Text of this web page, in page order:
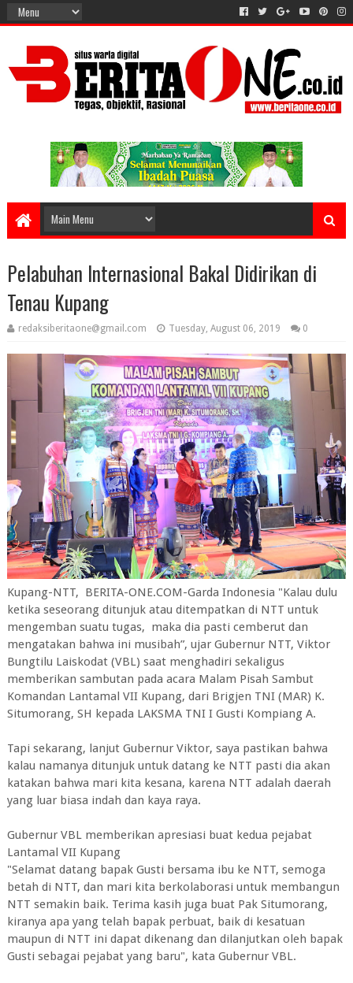
Pelabuhan Internasional Bakal Didirikan di
Tenau Kupang
redaksiberitaone@gmail.com Tuesday, August 06, 2019 0
Kupang-NTT, BERITA-ONE.COM-Garda Indonesia "Kalau dulu
ketika seseorang ditunjuk atau ditempatkan di NTT untuk
mengemban suatu tugas, maka dia pasti cemberut dan
mengatakan bahwa ini musibah”, ujar Gubernur NTT, Viktor
Bungtilu Laiskodat (VBL) saat menghadiri sekaligus
memberikan sambutan pada acara Malam Pisah Sambut
Komandan Lantamal VII Kupang, dari Brigjen TNI (MAR) K.
Situmorang, SH kepada LAKSMA TNI I Gusti Kompiang A.
Tapi sekarang, lanjut Gubernur Viktor, saya pastikan bahwa
kalau namanya ditunjuk untuk datang ke NTT pasti dia akan
katakan bahwa mari kita kesana, karena NTT adalah daerah
yang luar biasa indah dan kaya raya.
Gubernur VBL memberikan apresiasi buat kedua pejabat
Lantamal VII Kupang
"Selamat datang bapak Gusti bersama ibu ke NTT, semoga
betah di NTT, dan mari kita berkolaborasi untuk membangun
NTT semakin baik. Terima kasih juga buat Pak Situmorang,
kiranya apa yang telah bapak perbuat, baik di kesatuan
maupun di NTT ini dapat dikenang dan dilanjutkan oleh bapak
Gusti sebagai pejabat yang baru", kata Gubernur VBL.